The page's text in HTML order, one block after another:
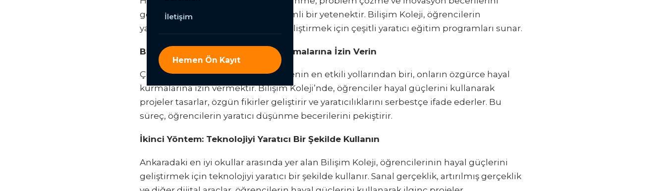
İletişim
Hemen Ön Kayıt
geliştirmelerine yardımcı olan önemli bir yetenektir. Bilişim Koleji, öğrencilerin
yaratıcılıklarını ve hayal güçlerini geliştirmek için çeşitli yaratıcı eğitim programları sunar.
Birinci Yöntem: Özgürce Hayal Kurmalarına İzin Verin
Çocukların hayal gücünü geliştirmenin en etkili yollarından biri, onların özgürce hayal
kurmalarına izin vermektir. Bilişim Koleji’nde, öğrenciler hayal güçlerini kullanarak
projeler tasarlar, özgün fikirler geliştirir ve yaratıcılıklarını serbestçe ifade ederler. Bu
süreç, öğrencilerin yaratıcı düşünme becerilerini pekiştirir.
İkinci Yöntem: Teknolojiyi Yaratıcı Bir Şekilde Kullanın
Ankaradaki en iyi okullar arasında yer alan Bilişim Koleji, öğrencilerinin hayal güçlerini
geliştirmek için teknolojiyi yaratıcı bir şekilde kullanır. Sanal gerçeklik, artırılmış gerçeklik